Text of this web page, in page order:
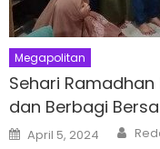
Megapolitan
Sehari Ramadhan
dan Berbagi
Posted
on
April 5, 2024